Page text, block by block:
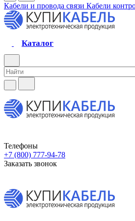
Кабели и провода связи Кабели
Каталог
Телефоны
+7 (800) 777-94-78
Заказать звонок